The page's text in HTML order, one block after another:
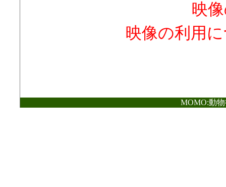
映
映像の利用
MOMO:動